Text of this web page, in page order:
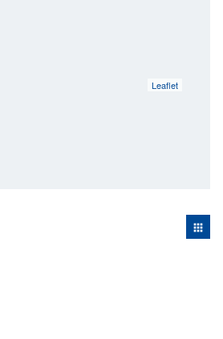
Leaflet
apps